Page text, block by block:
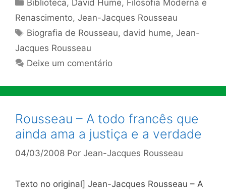
Biblioteca, David Hume, Filosofia Moderna e
Renascimento, Jean-Jacques Rousseau
Tags
Biografia de Rousseau, david hume,Jean-
Jacques Rousseau
Deixe um comentário
Rousseau – A todo francês que
ainda ama a justiça e a verdade
04/03/2008 Por Jean-Jacques Rousseau
Texto no original] Jean-Jacques Rousseau – A